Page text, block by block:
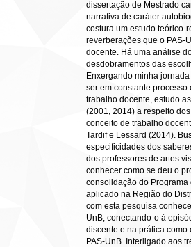
dissertação de Mestrado
narrativa de caráter
costura um estudo teórico-
reverberações que o PAS-
docente. Há uma análise
desdobramentos das
Enxergando minha
ser em constante
trabalho docente, estudo
(2001, 2014) a respeito
conceito de trabalho
Tardif e Lessard (2014).
especificidades dos
dos professores de artes
conhecer como se deu o
consolidação do
aplicado na Região do
com esta pesquisa
UnB, conectando-o à
discente e na prática
PAS-UnB. Interligado aos